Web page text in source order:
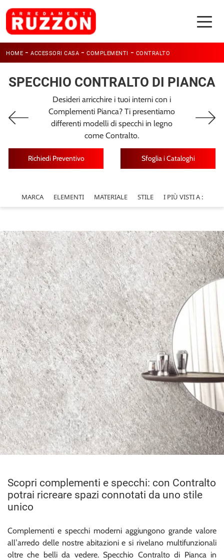
HOME - ACCESSORI CASA - COMPLEMENTI - CONTRALTO
SPECCHIO CONTRALTO DI PIANCA
Desideri arricchire i tuoi interni con i
Complementi Pianca? Ti presentiamo
differenti modelli di specchi in legno
come Contralto.
Richiedi Preventivo Sfoglia i Cataloghi
MARCA ELEMENTI MATERIALE STILE I PIÙ VISTI A :
Scopri complementi e specchi: con Contralto
potrai ricreare spazi connotati da uno stile
unico
Complementi e specchi moderni aggiungono grande valore
all’arredo delle nostre abitazioni e si rivelano multifunzionali
oltre che belli da vedere. Specchio Contralto di Pianca in